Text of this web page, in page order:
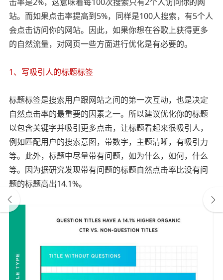
站。而如果点击率提高到5%，同样是100人搜索，有5个人
会点击访问你的网站。因此，如果你想在谷歌上获得更多
的自然流量，对网页一些方面进行优化是有必要的。
1、写吸引人的标题标签
标题标签是搜索用户跟网站之间的第一次互动，也是决定
自然点击率的最重要的因素之一。所以建议优化你的标题
以包含关键字并吸引更多点击，让标题看起来很吸引人，
例如匹配用户的搜索意图，带数字，主题清晰，有吸引力
等。此外，标题中尽量带有问题，如为什么，如何，什么
等。因为据研究发现带有问题的标题自然点击率比没有问
题的标题高出14.1%。